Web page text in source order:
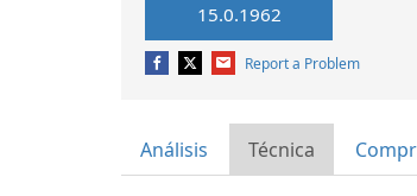
15.0.1962
Report a Problem
Análisis Técnica